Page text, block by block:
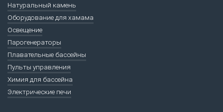
Натуральный камень
Оборудование для хамама
Освещение
Парогенераторы
Плавательные бассейны
Пульты управления
Химия для бассейна
Электрические печи